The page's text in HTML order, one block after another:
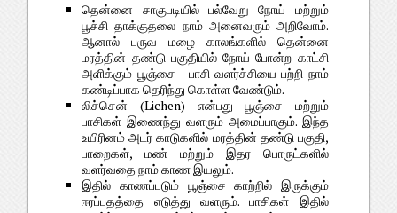
தென்னை சாகுபடியில் பல்வேறு நோய் மற்றும்
பூச்சி தாக்குதலை நாம் அனைவரும் அறிவோம்.
ஆனால் பருவ மழை காலங்களில் தென்னை
மரத்தின் தண்டு பகுதியில் நோய் போன்ற காட்சி
அளிக்கும் பூஞ்சை - பாசி வளர்ச்சியை பற்றி நாம்
கண்டிப்பாக தெரிந்து கொள்ள வேண்டும்.
லிச்சென் (Lichen) என்பது பூஞ்சை மற்றும்
பாசிகள் இணைந்து வளரும் அமைப்பாகும். இந்த
உயிரினம் அடர் காடுகளில் மரத்தின் தண்டு பகுதி,
பாறைகள், மண் மற்றும் இதர பொருட்களில்
வளர்வதை நாம் காண இயலும்.
இதில் காணப்படும் பூஞ்சை காற்றில் இருக்கும்
ஈரப்பதத்தை எடுத்து வளரும். பாசிகள் இதில்